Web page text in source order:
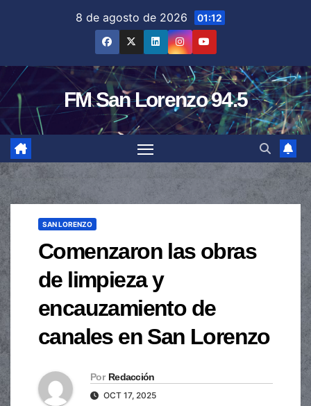
8 de agosto de 2026 01:12
FM San Lorenzo 94.5
SAN LORENZO
Comenzaron las obras
de limpieza y
encauzamiento de
canales en San Lorenzo
Por Redacción
OCT 17, 2025